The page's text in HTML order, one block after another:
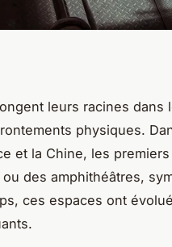
leurs racines dans
physiques.
et la Chine, les
des amphithéâtres,
ces espaces ont